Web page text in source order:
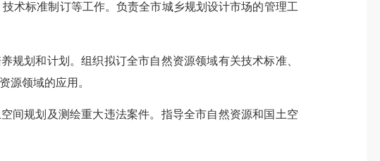
术标准制订等工作。负责全市城乡规划设计市场的管理工
划和计划。组织拟订全市自然资源领域有关技术标准、
源领域的应用。
规划及测绘重大违法案件。指导全市自然资源和国土空